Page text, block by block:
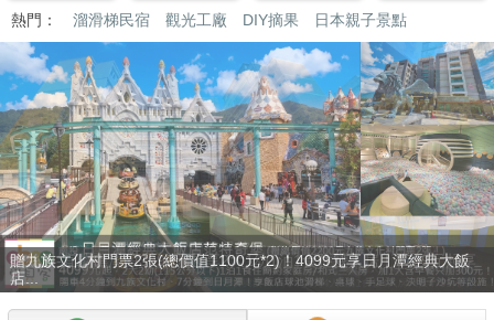
搜尋景點
好康優惠
最新消息
最新留言
熱門： 溜滑梯民宿 觀光工廠 DIY摘果
日本親子景點
特色遊戲場
親子住房優惠 台北親子餐廳 溫泉泡湯SPA
捷絲旅-宜蘭礁溪館3099元起享2大1幼1泊1食住雙人房！4799元起享
4...